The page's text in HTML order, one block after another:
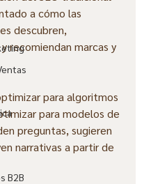
B2B
a cómo las
descubren,
recomiendan marcas y
para algoritmos
para modelos de
preguntas, sugieren
narrativas a partir de